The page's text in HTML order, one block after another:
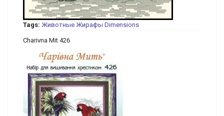
Tags: Животные Жирафы Dimensions
Charivna Mit 426